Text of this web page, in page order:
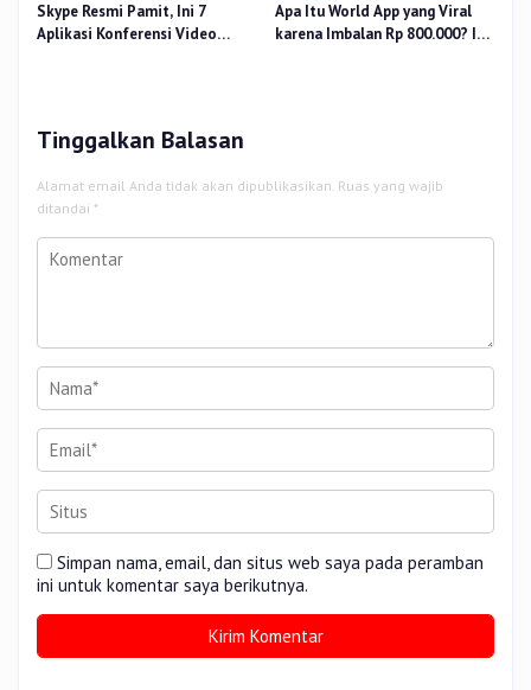
Skype Resmi Pamit, Ini 7
Aplikasi Konferensi Video
Apa Itu World App yang Viral
karena Imbalan Rp 800.000? Ini
Tinggalkan Balasan
Alamat email Anda tidak akan dipublikasikan. Ruas yang wajib
ditandai *
Simpan nama, email, dan situs web saya pada peramban
ini untuk komentar saya berikutnya.